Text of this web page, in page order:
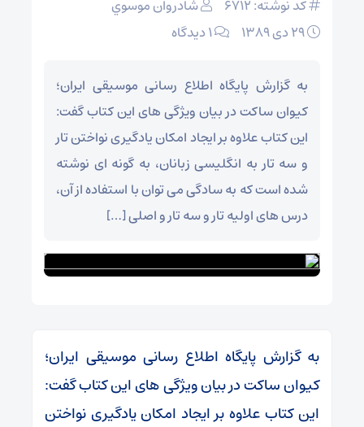
کد نوشته: 6712
شادروان موسوي
۱ دیدگاه
به گزارش پایگاه اطلاع رسانی موسیقی ایران؛
کیوان ساکت در بیان ویژگی های این کتاب گفت:
این کتاب علاوه بر ایجاد امکان یادگیری نواختن تار
و سه تار به انگلیسی زبانان، به گونه ای نوشته
شده است که به سادگی می توان با استفاده از آن،
درس های اولیه تار و سه تار و اصلی […]
به گزارش پایگاه اطلاع رسانی موسیقی ایران؛
کیوان ساکت در بیان ویژگی های این کتاب گفت:
این کتاب علاوه بر ایجاد امکان یادگیری نواختن